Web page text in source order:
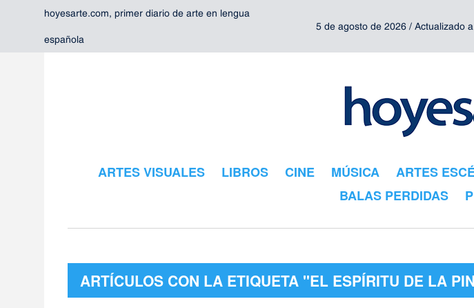
hoyesarte.com, primer diario de arte en lengua
española
5 de agosto de 2026 / Actualizado a
ARTES VISUALES LIBROS CINE MÚSICA ARTES
BALAS PERDIDAS
ARTÍCULOS CON LA ETIQUETA "EL ESPÍRITU DE LA